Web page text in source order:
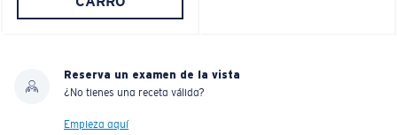
Reserva un examen de la vista
¿No tienes una receta válida?
Empieza aquí